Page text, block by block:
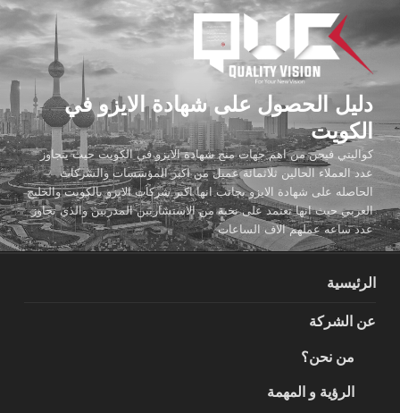
المحتوى
دليل الحصول على شهادة الايزو في
الكويت
كواليتي فيجن من اهم جهات منح شهادة الايزو في الكويت حيث يتجاوز
عدد العملاء الحالين ثلاثمائة عميل من اكبر المؤسسات والشركات
الحاصله على شهادة الايزو بجانب انها اكبر شركات الايزو بالكويت والخليج
العربي حيث انها تعتمد على نخبة من الاستشاريين المدربين والذي تجاوز
عدد ساعه عملهم الاف الساعات
الرئيسية
عن الشركة
من نحن؟
الرؤية و المهمة